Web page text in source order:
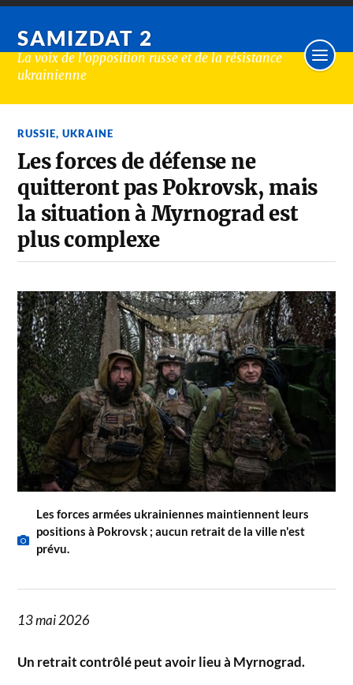
SAMIZDAT 2
La voix de l'opposition russe et de la résistance
ukrainienne
RUSSIE,UKRAINE
Les forces de défense ne
quitteront pas Pokrovsk, mais
la situation à Myrnograd est
plus complexe
Les forces armées ukrainiennes maintiennent leurs
positions à Pokrovsk ; aucun retrait de la ville n'est
prévu.
13 mai 2026
Un retrait contrôlé peut avoir lieu à Myrnograd.